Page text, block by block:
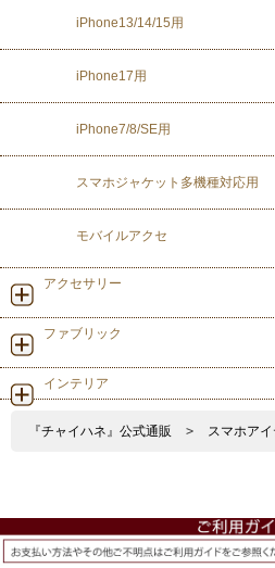
iPhone13/14/15用
iPhone17用
iPhone7/8/SE用
スマホジャケット多機種対応用
モバイルアクセ
アクセサリー
ファブリック
インテリア
『チャイハネ』公式通販 > スマホア